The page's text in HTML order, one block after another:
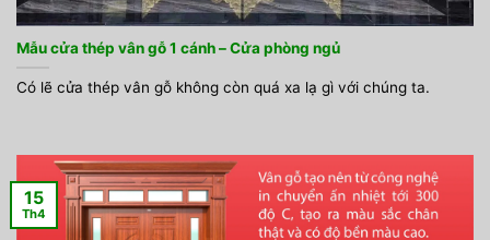
Mẫu cửa thép vân gỗ 1 cánh – Cửa phòng ngủ
Có lẽ cửa thép vân gỗ không còn quá xa lạ gì với chúng ta.
15
Th4